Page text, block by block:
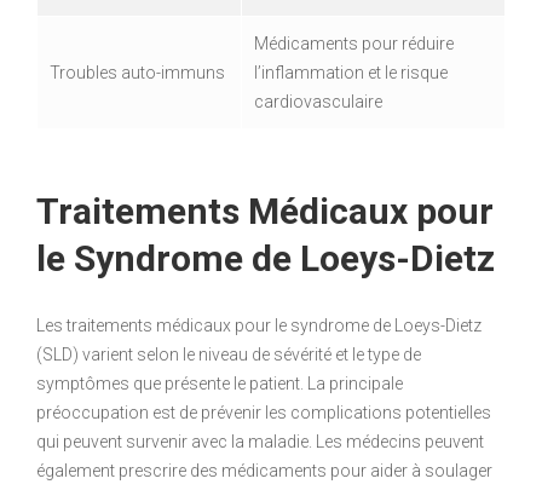
Troubles auto-immuns
Médicaments pour réduire
l’inflammation et le risque
cardiovasculaire
Traitements Médicaux pour
le Syndrome de Loeys-Dietz
Les traitements médicaux pour le syndrome de Loeys-Dietz
(SLD) varient selon le niveau de sévérité et le type de
symptômes que présente le patient. La principale
préoccupation est de prévenir les complications potentielles
qui peuvent survenir avec la maladie. Les médecins peuvent
également prescrire des médicaments pour aider à soulager